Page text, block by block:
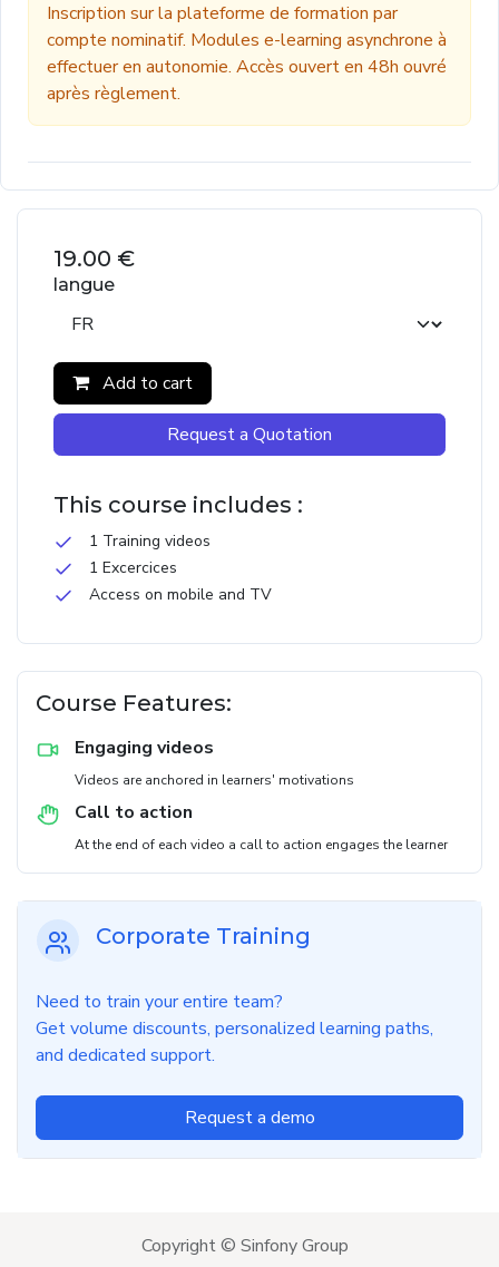
Inscription sur la plateforme de formation par
compte nominatif. Modules e-learning asynchrone à
effectuer en autonomie. Accès ouvert en 48h ouvré
après règlement.
19.00 €
langue
Add to cart
Request a Quotation
This course includes :
1 Training videos
1 Excercices
Access on mobile and TV
Course Features:
Engaging videos
Videos are anchored in learners' motivations
Call to action
At the end of each video a call to action engages the learner
Corporate Training
Need to train your entire team?
Get volume discounts, personalized learning paths,
and dedicated support.
Request a demo
Copyright © Sinfony Group